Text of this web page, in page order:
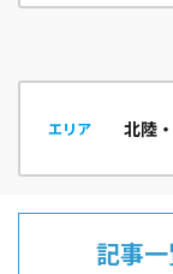
エリア
記事